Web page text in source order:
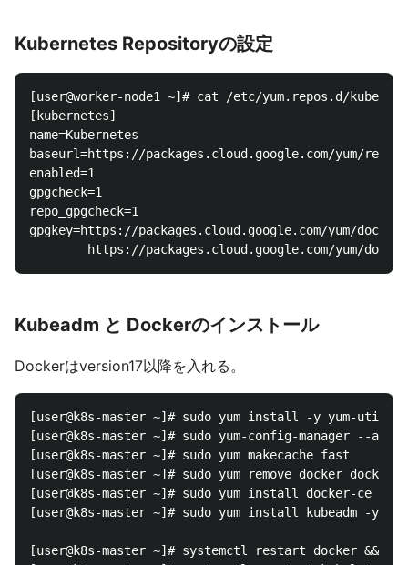
Kubernetes Repositoryの設定
[user@worker-node1 ~]# cat /etc/yum.repos.d/
[kubernetes]
name=Kubernetes
baseurl=https://packages.cloud.google.com/yum/
enabled=1
gpgcheck=1
repo_gpgcheck=1
gpgkey=https://packages.cloud.google.com/yum/doc/
Kubeadm と Dockerのインストール
Dockerはversion17以降を入れる。
[user@k8s-master ~]# sudo yum install -y yum-utils
[user@k8s-master ~]# sudo yum-config-manager --
[user@k8s-master ~]# sudo yum makecache fast
[user@k8s-master ~]# sudo yum remove docker
[user@k8s-master ~]# sudo yum install docker-ce
[user@k8s-master ~]# sudo yum install kubeadm -y
[user@k8s-master ~]# systemctl restart docker &&